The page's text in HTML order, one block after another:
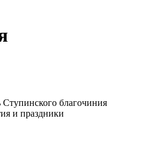
благочиния
и праздники